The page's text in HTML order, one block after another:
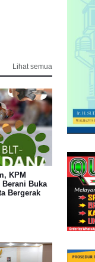
Lihat semua
KPM
Berani Buka
Bergerak